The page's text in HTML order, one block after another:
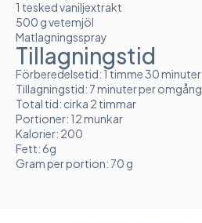
1 tesked vaniljextrakt
500 g vetemjöl
Matlagningsspray
Tillagningstid
Förberedelsetid: 1 timme 30 minuter
Tillagningstid: 7 minuter per omgång
Total tid: cirka 2 timmar
Portioner: 12 munkar
Kalorier: 200
Fett: 6g
Gram per portion: 70 g